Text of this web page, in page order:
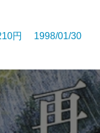
円 1998/01/30